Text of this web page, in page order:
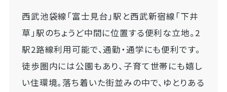
西武池袋線「富士見台」駅と西武新宿線「下井
草」駅のちょうど中間に位置する便利な立地。2
駅2路線利用可能で、通勤・通学にも便利です。
徒歩圏内には公園もあり、子育て世帯にも嬉し
い住環境。落ち着いた街並みの中で、ゆとりある